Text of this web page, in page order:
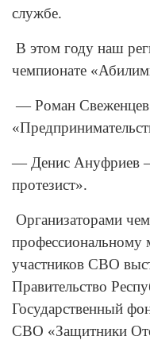
службе.
В этом году наш
чемпионате
— Роман
— Денис Ануфриев
протезист».
Организаторами
профессиональному
участников СВО
Правительство
Государственный
СВО «Защитники